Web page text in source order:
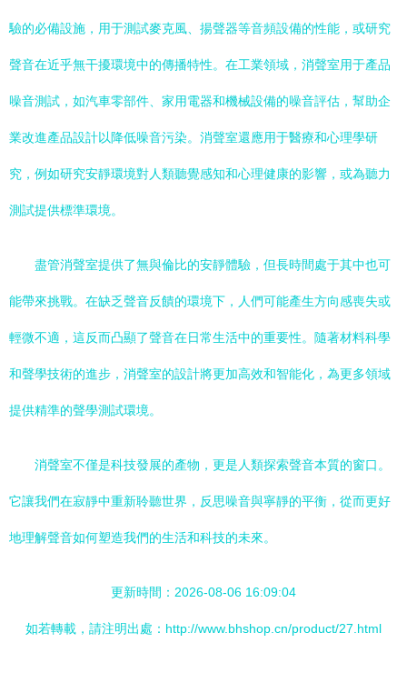
驗的必備設施，用于測試麥克風、揚聲器等音頻設備的性能，或研究
聲音在近乎無干擾環境中的傳播特性。在工業領域，消聲室用于產品
噪音測試，如汽車零部件、家用電器和機械設備的噪音評估，幫助企
業改進產品設計以降低噪音污染。消聲室還應用于醫療和心理學研
究，例如研究安靜環境對人類聽覺感知和心理健康的影響，或為聽力
測試提供標準環境。
盡管消聲室提供了無與倫比的安靜體驗，但長時間處于其中也可
能帶來挑戰。在缺乏聲音反饋的環境下，人們可能產生方向感喪失或
輕微不適，這反而凸顯了聲音在日常生活中的重要性。隨著材料科學
和聲學技術的進步，消聲室的設計將更加高效和智能化，為更多領域
提供精準的聲學測試環境。
消聲室不僅是科技發展的產物，更是人類探索聲音本質的窗口。
它讓我們在寂靜中重新聆聽世界，反思噪音與寧靜的平衡，從而更好
地理解聲音如何塑造我們的生活和科技的未來。
更新時間：2026-08-06 16:09:04
如若轉載，請注明出處：http://www.bhshop.cn/product/27.html